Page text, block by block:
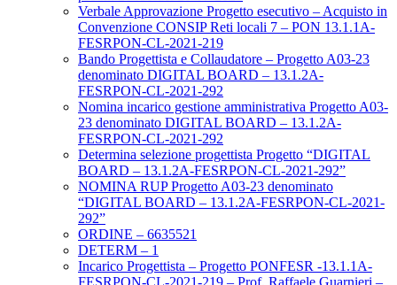
Verbale Approvazione Progetto esecutivo – Acquisto in
Convenzione CONSIP Reti locali 7 – PON 13.1.1A-
FESRPON-CL-2021-219
Bando Progettista e Collaudatore – Progetto A03-23
denominato DIGITAL BOARD – 13.1.2A-
FESRPON-CL-2021-292
Nomina incarico gestione amministrativa Progetto A03-
23 denominato DIGITAL BOARD – 13.1.2A-
FESRPON-CL-2021-292
Determina selezione progettista Progetto “DIGITAL
BOARD – 13.1.2A-FESRPON-CL-2021-292”
NOMINA RUP Progetto A03-23 denominato
“DIGITAL BOARD – 13.1.2A-FESRPON-CL-2021-
292”
ORDINE – 6635521
DETERM – 1
Incarico Progettista – Progetto PONFESR -13.1.1A-